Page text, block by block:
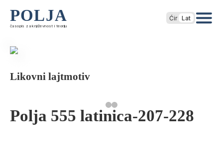
POLJA
časopis za književnost i teoriju
Ćir Lat
Likovni lajtmotiv
Polja 555 latinica-207-228